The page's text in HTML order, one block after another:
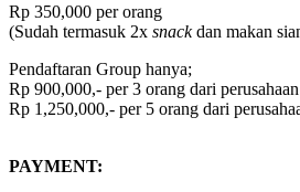
Rp 350,000 per orang
(Sudah termasuk 2x snackdan makan
Pendaftaran Group hanya;
Rp 900,000,- per 3 orang dari
Rp 1,250,000,- per 5 orang dari
PAYMENT: